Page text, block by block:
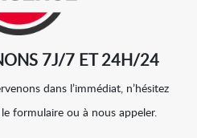
7J/7 ET 24H/24
dans l’immédiat, n’hésitez
formulaire ou à nous appeler.